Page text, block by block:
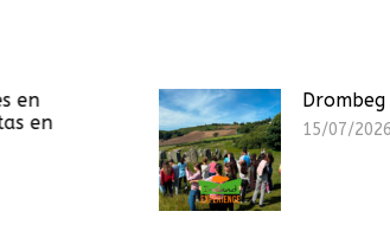
Drombeg Stone Circle
15/07/2026